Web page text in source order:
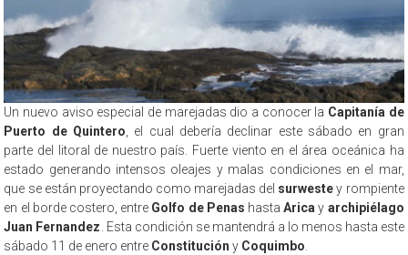
Un nuevo aviso especial de marejadas dio a conocer la Capitanía de
Puerto de Quintero, el cual debería declinar este sábado en gran
parte del litoral de nuestro país. Fuerte viento en el área oceánica ha
estado generando intensos oleajes y malas condiciones en el mar,
que se están proyectando como marejadas del surwestey rompiente
en el borde costero, entre Golfo de Penas hastaAricay archipiélago
Juan Fernandez. Esta condición se mantendrá a lo menos hasta este
sábado 11 de enero entre Constitución y Coquimbo.